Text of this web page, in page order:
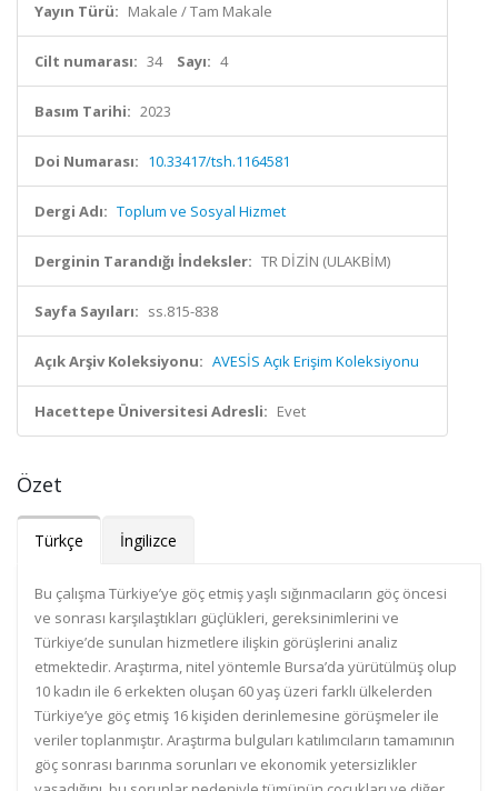
Yayın Türü: Makale / Tam Makale
Cilt numarası: 34 Sayı: 4
Basım Tarihi: 2023
Doi Numarası: 10.33417/tsh.1164581
Dergi Adı: Toplum ve Sosyal Hizmet
Derginin Tarandığı İndeksler: TR DİZİN (ULAKBİM)
Sayfa Sayıları: ss.815-838
Açık Arşiv Koleksiyonu: AVESİS Açık Erişim Koleksiyonu
Hacettepe Üniversitesi Adresli: Evet
Özet
Türkçe İngilizce
Bu çalışma Türkiye’ye göç etmiş yaşlı sığınmacıların göç öncesi
ve sonrası karşılaştıkları güçlükleri, gereksinimlerini ve
Türkiye’de sunulan hizmetlere ilişkin görüşlerini analiz
etmektedir. Araştırma, nitel yöntemle Bursa’da yürütülmüş olup
10 kadın ile 6 erkekten oluşan 60 yaş üzeri farklı ülkelerden
Türkiye’ye göç etmiş 16 kişiden derinlemesine görüşmeler ile
veriler toplanmıştır. Araştırma bulguları katılımcıların tamamının
göç sonrası barınma sorunları ve ekonomik yetersizlikler